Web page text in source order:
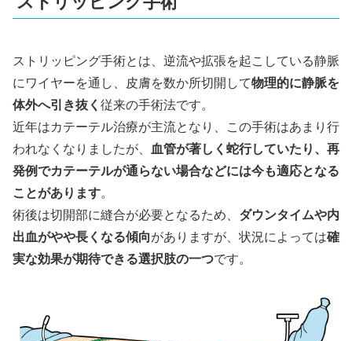
ストリッピング手術とは、逆流や拡張を起こしている静脈
にワイヤーを通し、皮膚を数か所切開して物理的に静脈を
体外へ引き抜く 従来の手術法です。
近年はカテーテル治療が主流となり、この手術はあまり行
われなくなりましたが、
血管が著しく蛇行していたり、再
発例でカテーテルが通らない場合などには今も適応となる
ことがあります。
術後は切開部に縫合が必要となるため、 ダウンタイムや内
出血がやや長くなる傾向がありますが、状況によっては確
実な効果が期待できる選択肢の一つです。